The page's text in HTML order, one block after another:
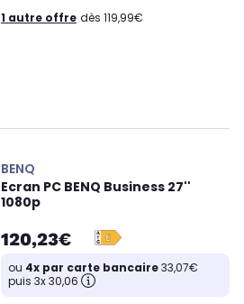
1 autre offre dès 119,99€
BENQ
Ecran PC BENQ Business 27''
1080p
120,23€
ou 4x par carte bancaire33,07€
puis 3x 30,06